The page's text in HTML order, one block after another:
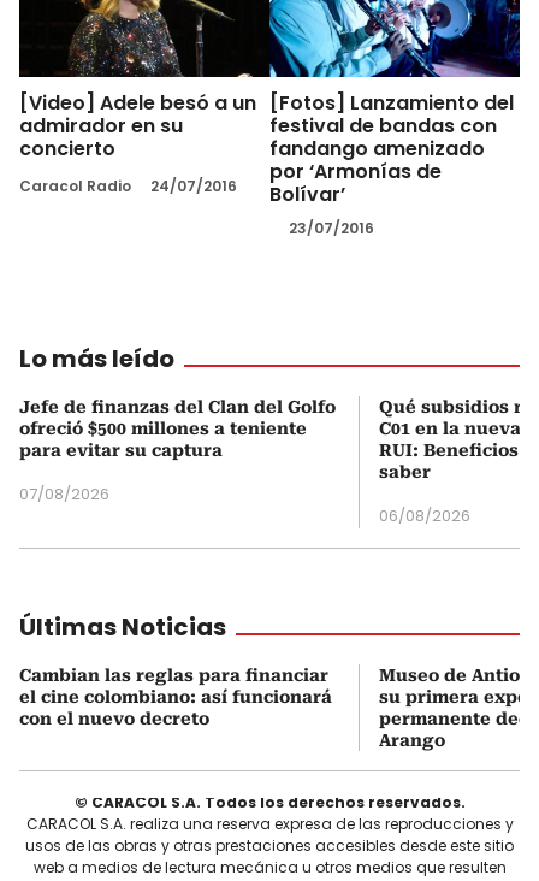
[Video] Adele besó a un
admirador en su
concierto
Caracol Radio 24/07/2016
[Fotos] Lanzamiento del
festival de bandas con
fandango amenizado
por ‘Armonías de
Bolívar’
23/07/2016
Lo más leído
Jefe de finanzas del Clan del Golfo
ofreció $500 millones a teniente
para evitar su captura
07/08/2026
Qué subsidios
C01 en la nueva
RUI: Beneficios
saber
06/08/2026
Últimas Noticias
Cambian las reglas para financiar
el cine colombiano: así funcionará
con el nuevo decreto
Museo de
su primera
permanente
Arango
© CARACOL S.A. Todos los derechos reservados.
CARACOL S.A. realiza una reserva expresa de las reproducciones y
usos de las obras y otras prestaciones accesibles desde este sitio
web a medios de lectura mecánica u otros medios que resulten